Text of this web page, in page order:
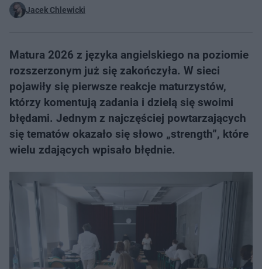
Jacek Chlewicki
Matura 2026 z języka angielskiego na poziomie
rozszerzonym już się zakończyła. W sieci
pojawiły się pierwsze reakcje maturzystów,
którzy komentują zadania i dzielą się swoimi
błędami. Jednym z najczęściej powtarzających
się tematów okazało się słowo „strength”, które
wielu zdających wpisało błędnie.